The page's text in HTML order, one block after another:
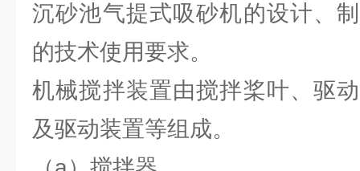
沉砂池气提式吸砂机的设计、
的技术使用要求。
机械搅拌装置由搅拌桨叶、驱
及驱动装置等组成。